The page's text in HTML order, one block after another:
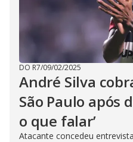
DO R7/09/02/2025
André Silva
São Paulo após
o que falar’
Atacante concedeu